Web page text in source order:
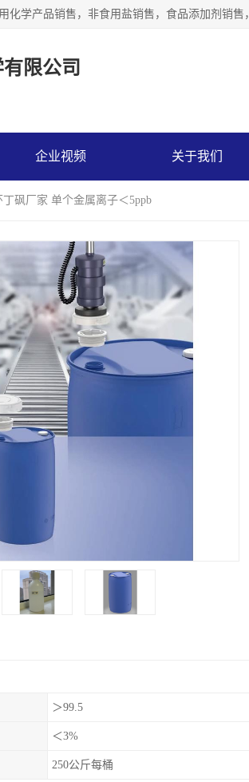
限公司
企业视频 关于我们
砜厂家 单个金属离子＜5ppb
＞99.5
＜3%
250公斤每桶